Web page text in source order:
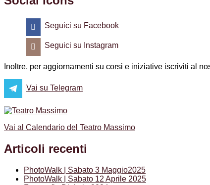
Seguici su Facebook
Seguici su Instagram
Inoltre, per aggiornamenti su corsi e iniziative iscriviti al
Vai su Telegram
Vai al Calendario del Teatro Massimo
Articoli recenti
PhotoWalk | Sabato 3 Maggio2025
PhotoWalk | Sabato 12 Aprile 2025